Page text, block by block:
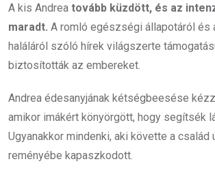
A kis Andrea tovább küzdött, és az
maradt. A romló egészségi állapotáról és
haláláról szóló hírek világszerte
biztosították az embereket.
Andrea édesanyjának kétségbeesése
amikor imákért könyörgött, hogy segítsék
Ugyanakkor mindenki, aki követte a család
reményébe kapaszkodott.